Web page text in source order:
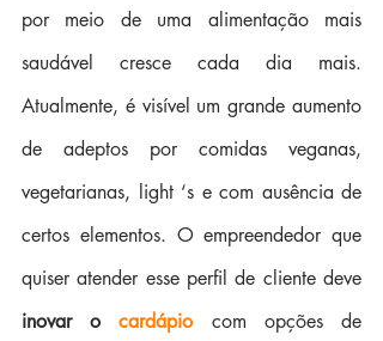
por meio de uma alimentação mais
saudável cresce cada dia mais.
Atualmente, é visível um grande aumento
de adeptos por comidas veganas,
vegetarianas, light ‘s e com ausência de
certos elementos. O empreendedor que
quiser atender esse perfil de cliente deve
inovar o cardápio com opções de